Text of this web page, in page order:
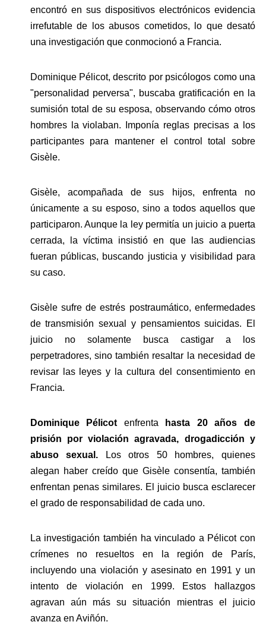
encontró en sus dispositivos electrónicos evidencia
irrefutable de los abusos cometidos, lo que desató
una investigación que conmocionó a Francia.
Dominique Pélicot, descrito por psicólogos como una
"personalidad perversa", buscaba gratificación en la
sumisión total de su esposa, observando cómo otros
hombres la violaban. Imponía reglas precisas a los
participantes para mantener el control total sobre
Gisèle.
Gisèle, acompañada de sus hijos, enfrenta no
únicamente a su esposo, sino a todos aquellos que
participaron. Aunque la ley permitía un juicio a puerta
cerrada, la víctima insistió en que las audiencias
fueran públicas, buscando justicia y visibilidad para
su caso.
Gisèle sufre de estrés postraumático, enfermedades
de transmisión sexual y pensamientos suicidas. El
juicio no solamente busca castigar a los
perpetradores, sino también resaltar la necesidad de
revisar las leyes y la cultura del consentimiento en
Francia.
Dominique Pélicot enfrenta
hasta 20 años de
prisión por violación agravada, drogadicción y
abuso sexual. Los otros 50 hombres, quienes
alegan haber creído que Gisèle consentía, también
enfrentan penas similares. El juicio busca esclarecer
el grado de responsabilidad de cada uno.
La investigación también ha vinculado a Pélicot con
crímenes no resueltos en la región de París,
incluyendo una violación y asesinato en 1991 y un
intento de violación en 1999. Estos hallazgos
agravan aún más su situación mientras el juicio
avanza en Aviñón.